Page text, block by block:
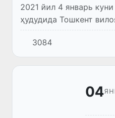
2021 йил 4 январь
ҳудудида Тошкент
махсус отряди катта
Ф.Эргашев тунги соат
«Чорбоғ – Сижжак»
3084
04